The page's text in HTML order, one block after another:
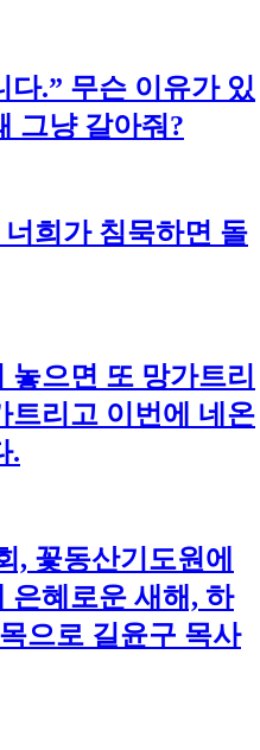
다.” 무슨 이유가 있
그냥 갈아줘?
희가 침묵하면 돌
으면 또 망가트리
트리고 이번에 네온
.
, 꽃동산기도원에
은혜로운 새해, 하
으로 길윤구 목사